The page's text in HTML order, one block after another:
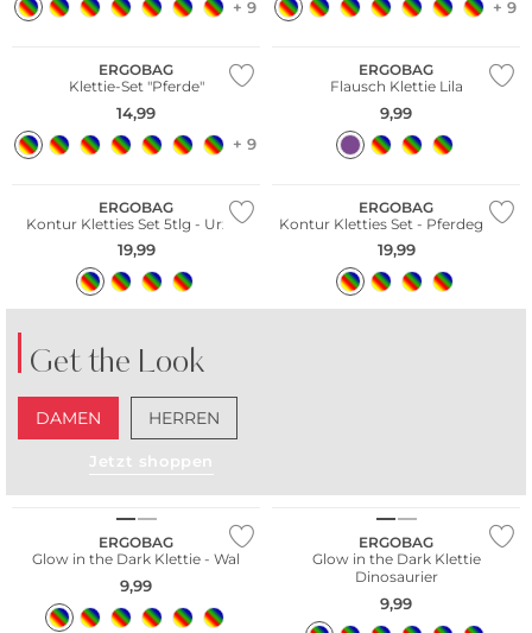
+ 9
+ 9
Nachhaltig
ERGOBAG
Klettie-Set "Pferde"
14,99
+ 9
Nachhaltig
ERGOBAG
Flausch Klettie Lila
9,99
Nachhaltig
ERGOBAG
Kontur Kletties Set 5tlg - Urzeit
19,99
Nachhaltig
ERGOBAG
Kontur Kletties Set - Pferdeglück
19,99
Get the Look
DAMEN HERREN
Jetzt shoppen
ERGOBAG
Glow in the Dark Klettie - Wal
9,99
ERGOBAG
Glow in the Dark Klettie
Dinosaurier
9,99